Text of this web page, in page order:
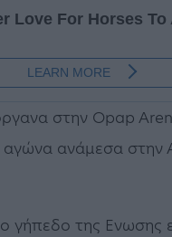
στην Opap
ανάμεσα στην
γήπεδο της Ενωσης